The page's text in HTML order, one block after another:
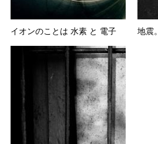
イオンのことは 水素 と 電子 地震。